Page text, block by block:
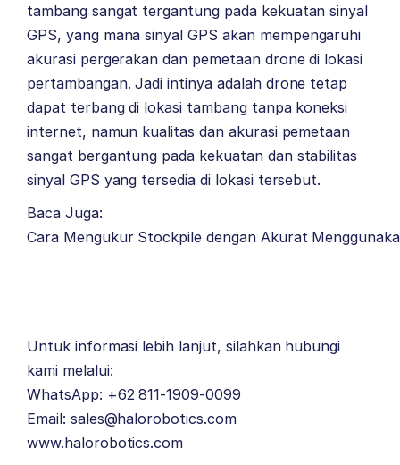
tambang sangat tergantung pada kekuatan sinyal
GPS, yang mana sinyal GPS akan mempengaruhi
akurasi pergerakan dan pemetaan drone di lokasi
pertambangan. Jadi intinya adalah drone tetap
dapat terbang di lokasi tambang tanpa koneksi
internet, namun kualitas dan akurasi pemetaan
sangat bergantung pada kekuatan dan stabilitas
sinyal GPS yang tersedia di lokasi tersebut.
Baca Juga:
Cara Mengukur Stockpile dengan Akurat
Untuk informasi lebih lanjut, silahkan hubungi
kami melalui:
WhatsApp: +62 811-1909-0099
Email: sales@halorobotics.com
www.halorobotics.com